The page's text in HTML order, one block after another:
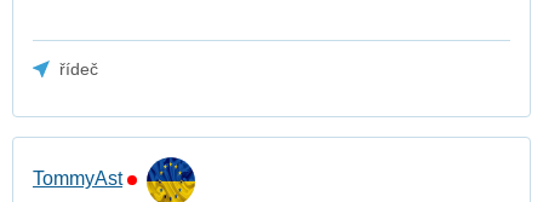
řídeč
TommyAst